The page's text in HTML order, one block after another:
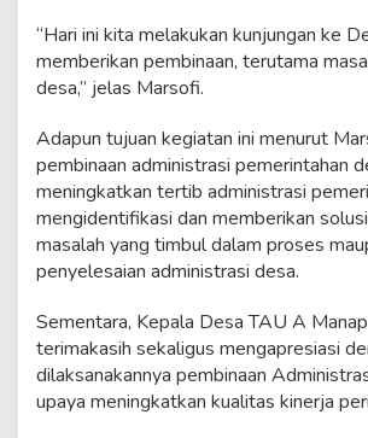
t
r
D
e
s
“Hari ini kita melakukan kunjungan ke
memberikan pembinaan, terutama
desa,” jelas Marsofi.
Adapun tujuan kegiatan ini menurut
pembinaan administrasi pemerintahan
meningkatkan tertib administrasi
mengidentifikasi dan memberikan
masalah yang timbul dalam proses
penyelesaian administrasi desa.
Sementara, Kepala Desa TAU A
terimakasih sekaligus mengapresiasi
dilaksanakannya pembinaan
upaya meningkatkan kualitas kinerja